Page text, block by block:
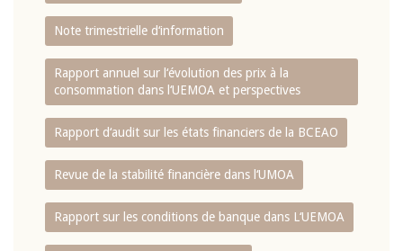
Note trimestrielle d‘information
Rapport annuel sur l‘évolution des prix à la
consommation dans l‘UEMOA et perspectives
Rapport d‘audit sur les états financiers de la BCEAO
Revue de la stabilité financière dans l‘UMOA
Rapport sur les conditions de banque dans L‘UEMOA